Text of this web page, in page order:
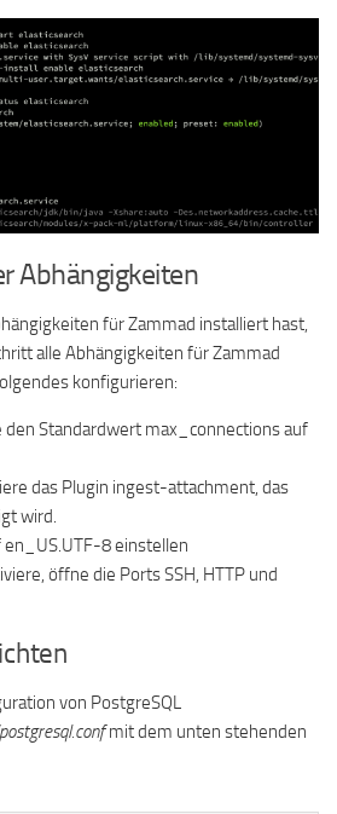
Abhängigkeiten
für Zammad installiert hast,
alle Abhängigkeiten für Zammad
konfigurieren:
den Standardwert max_connections auf
das Plugin ingest-attachment, das
wird.
8 einstellen
öffne die Ports SSH, HTTP und
von PostgreSQL
mit dem unten stehenden